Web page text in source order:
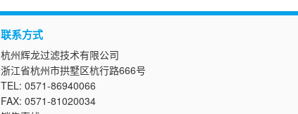
联系方式
杭州辉龙过滤技术有限公司
浙江省杭州市拱墅区杭行路666号
TEL: 0571-86940066
FAX: 0571-81020034